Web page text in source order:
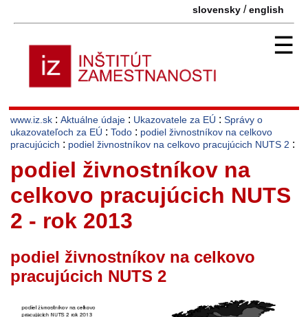
slovensky /english
☰
www.iz.sk : Aktuálne údaje : Ukazovatele za EÚ : Správy o
ukazovateľoch za EÚ : Todo : podiel živnostníkov na celkovo
pracujúcich : podiel živnostníkov na celkovo pracujúcich NUTS 2 :
podiel živnostníkov na
celkovo pracujúcich NUTS
2 - rok 2013
podiel živnostníkov na celkovo
pracujúcich NUTS 2